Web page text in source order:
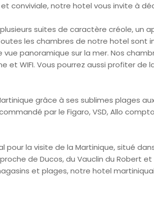
conviviale, notre hotel vous invite à
suites de caractère créole, un
les chambres de notre hotel sont
vue panoramique sur la mer. Nos
et WIFI. Vous pourrez aussi profiter
grâce à ses sublimes plages
par le Figaro, VSD, Allo
pour la visite de la Martinique, situé
de Ducos, du Vauclin du Robert
et plages, notre hotel